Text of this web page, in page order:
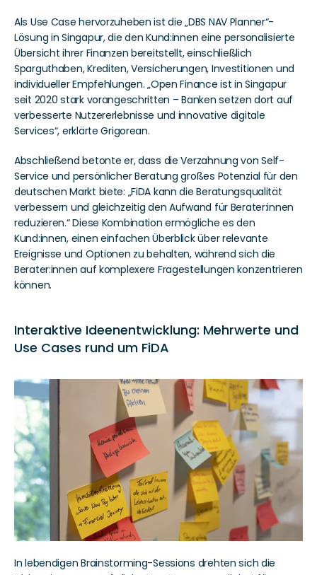
Als Use Case hervorzuheben ist die „DBS NAV Planner“-
Lösung in Singapur, die den Kund:innen eine personalisierte
Übersicht ihrer Finanzen bereitstellt, einschließlich
Sparguthaben, Krediten, Versicherungen, Investitionen und
individueller Empfehlungen. „Open Finance ist in Singapur
seit 2020 stark vorangeschritten – Banken setzen dort auf
verbesserte Nutzererlebnisse und innovative digitale
Services“, erklärte Grigorean.
Abschließend betonte er, dass die Verzahnung von Self-
Service und persönlicher Beratung großes Potenzial für den
deutschen Markt biete: „FiDA kann die Beratungsqualität
verbessern und gleichzeitig den Aufwand für Berater:innen
reduzieren.“ Diese Kombination ermögliche es den
Kund:innen, einen einfachen Überblick über relevante
Ereignisse und Optionen zu behalten, während sich die
Berater:innen auf komplexere Fragestellungen konzentrieren
können.
Interaktive Ideenentwicklung: Mehrwerte und
Use Cases rund um FiDA
In lebendigen Brainstorming-Sessions drehten sich die